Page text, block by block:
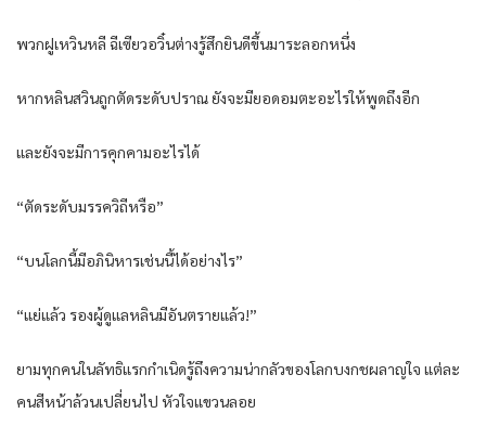
พวกฝูเหวินหลี ฉีเซียวอวิ๋นต่างรู้สึกยินดีขึ้นมาระลอกหนึ่ง
หากหลินสวินถูกตัดระดับปราณ ยังจะมียอดอมตะอะไรให้พูดถึงอีก
และยังจะมีการคุกคามอะไรได้
“ตัดระดับมรรควิถีหรือ”
“บนโลกนี้มีอภินิหารเช่นนี้ได้อย่างไร”
“แย่แล้ว รองผู้ดูแลหลินมีอันตรายแล้ว!”
ยามทุกคนในลัทธิแรกกำเนิดรู้ถึงความน่ากลัวของโลกบงกชผลาญใจ แต่ละ
คนสีหน้าล้วนเปลี่ยนไป หัวใจแขวนลอย